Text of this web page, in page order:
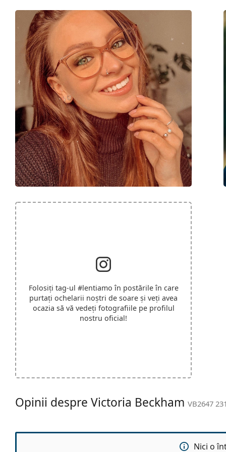
Folosiți tag-ul #lentiamo în postările în care
purtați ochelarii noștri de soare și veți avea
ocazia să vă vedeți fotografiile pe profilul
nostru oficial!
Opinii despre Victoria Beckham VB2647
Nici o